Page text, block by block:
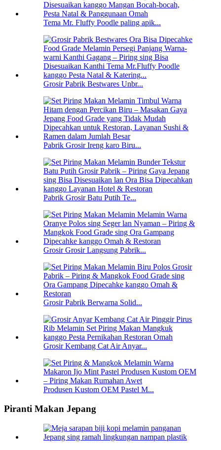
Tema Mr. Fluffy Poodle paling apik...
Grosir Pabrik Bestwares Unbr...
Pabrik Grosir Ireng karo Biru...
Pabrik Grosir Batu Putih Te...
Grosir Grosir Langsung Pabrik...
Grosir Pabrik Berwarna Solid...
Grosir Kembang Cat Air Anyar...
Produsen Kustom OEM Pastel M...
Piranti Makan Jepang